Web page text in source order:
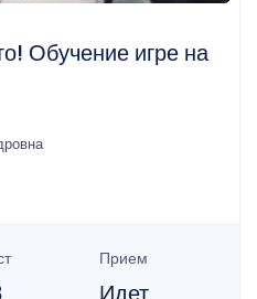
Обучение игре на
Прием